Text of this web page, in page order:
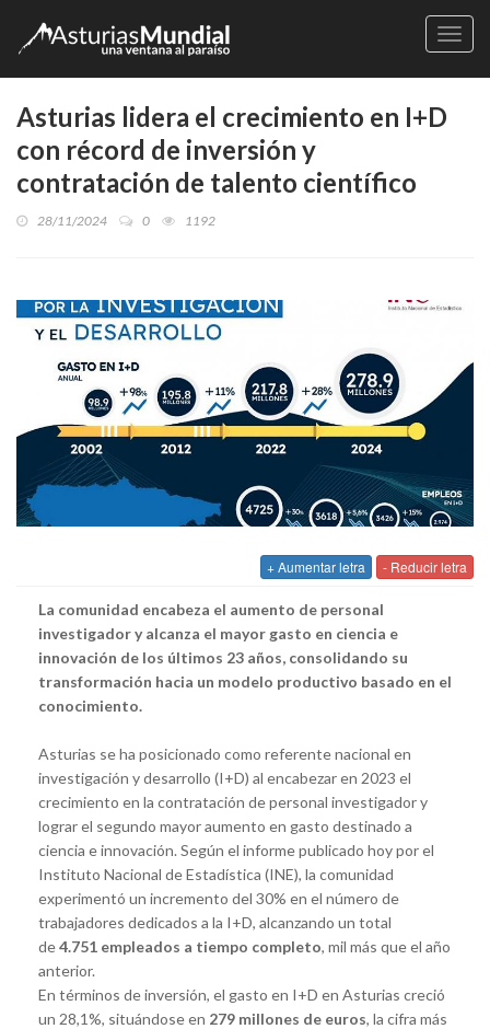
Asturias lidera el crecimiento en I+D
con récord de inversión y
contratación de talento científico
28/11/2024 0 1192
+ Aumentar letra - Reducir letra
La comunidad encabeza el aumento de personal
investigador y alcanza el mayor gasto en ciencia e
innovación de los últimos 23 años, consolidando su
transformación hacia un modelo productivo basado en el
conocimiento.
Asturias se ha posicionado como referente nacional en
investigación y desarrollo (I+D) al encabezar en 2023 el
crecimiento en la contratación de personal investigador y
lograr el segundo mayor aumento en gasto destinado a
ciencia e innovación. Según el informe publicado hoy por el
Instituto Nacional de Estadística (INE), la comunidad
experimentó un incremento del 30% en el número de
trabajadores dedicados a la I+D, alcanzando un total
de4.751 empleados a tiempo completo, mil más que el año
anterior.
En términos de inversión, el gasto en I+D en Asturias creció
un 28,1%, situándose en 279 millones de euros, la cifra más